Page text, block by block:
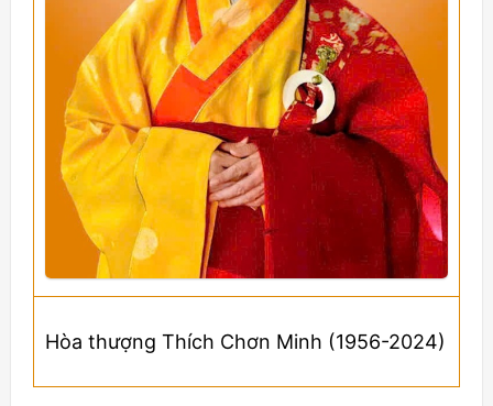
Hòa thượng Thích Chơn Minh (1956-2024)